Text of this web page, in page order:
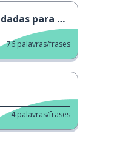
para adultos
76 palavras/frases
4 palavras/frases